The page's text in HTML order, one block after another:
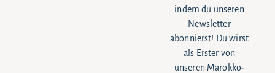
indem du unseren
Newsletter
abonnierst! Du wirst
als Erster von
unseren Marokko-